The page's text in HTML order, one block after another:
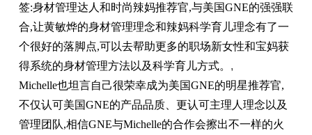
签:身材管理达人和时尚辣妈推荐官,与美国GNE的强强联
合,让黄敏烨的身材管理理念和辣妈科学育儿理念有了一
个很好的落脚点,可以去帮助更多的职场新女性和宝妈获
得系统的身材管理方法以及科学育儿方式。 ,
Michelle也坦言自己很荣幸成为美国GNE的明星推荐官,
不仅认可美国GNE的产品品质、更认可主理人理念以及
管理团队,相信GNE与Michelle的合作会擦出不一样的火